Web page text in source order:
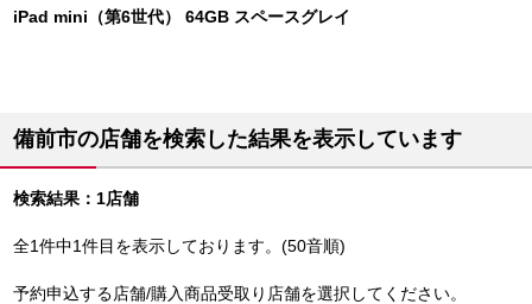
iPad mini（第6世代） 64GB スペースグレイ
備前市の店舗を検索した結果を表示しています
検索結果：1店舗
全1件中1件目を表示しております。(50音順)
予約申込する店舗/購入商品受取り店舗を選択してください。